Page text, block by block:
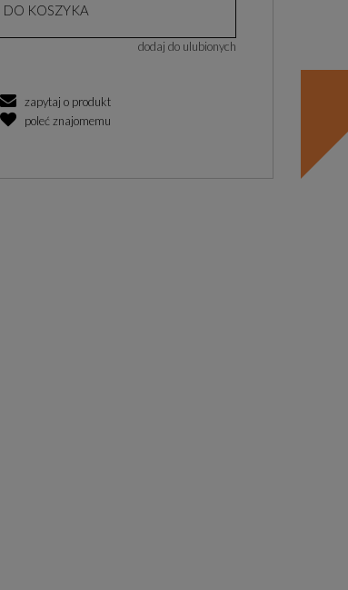
DO KOSZYKA
dodaj do ulubionych
zapytaj o produkt
poleć znajomemu